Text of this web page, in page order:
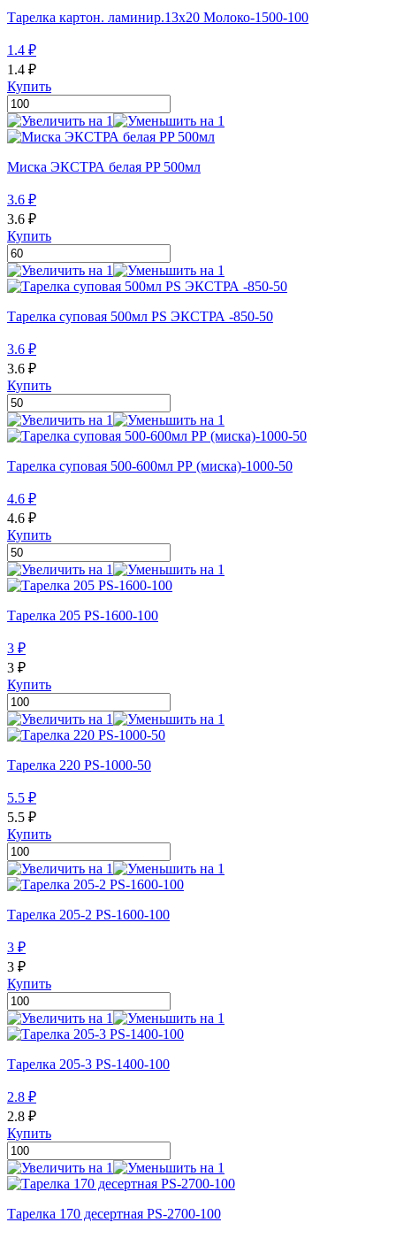
Тарелка картон. ламинир.13х20 Молоко-1500-100
1.4 ₽
1.4 ₽
Купить
Миска ЭКСТРА белая PP 500мл
3.6 ₽
3.6 ₽
Купить
Тарелка суповая 500мл PS ЭКСТРА -850-50
3.6 ₽
3.6 ₽
Купить
Тарелка суповая 500-600мл РР (миска)-1000-50
4.6 ₽
4.6 ₽
Купить
Тарелка 205 PS-1600-100
3 ₽
3 ₽
Купить
Тарелка 220 PS-1000-50
5.5 ₽
5.5 ₽
Купить
Тарелка 205-2 PS-1600-100
3 ₽
3 ₽
Купить
Тарелка 205-3 PS-1400-100
2.8 ₽
2.8 ₽
Купить
Тарелка 170 десертная PS-2700-100